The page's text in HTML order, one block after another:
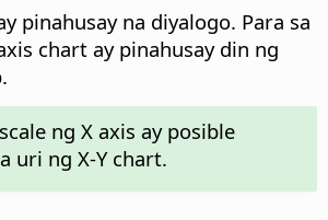
pinahusay na diyalogo. Para sa
chart ay pinahusay din ng
ng X axis ay posible
uri ng X-Y chart.